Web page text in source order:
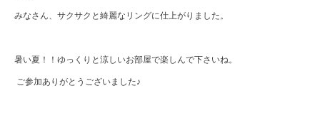
みなさん、サクサクと綺麗なリングに仕上がりました。
暑い夏！！ゆっくりと涼しいお部屋で楽しんで下さいね。
ご参加ありがとうございました♪